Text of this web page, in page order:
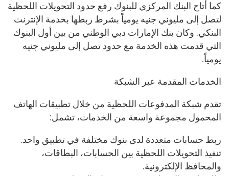
كما أتاح البنك المركزي للبنوك رفع حدود التحويلات اللحظية
لتصل إلى مليوني جنيه يومياً بشرط ربطها بخدمة الإنترنت
البنكي. وكان بنك الإمارات دبي الوطني من بين أول البنوك
التي قدمت هذه الخدمة مع حدود تصل إلى مليوني جنيه
يومياً.
الخدمات المقدمة عبر الشبكة
تقدم شبكة المدفوعات اللحظية من خلال تطبيقات الهاتف
المحمول مجموعة واسعة من الخدمات، تشمل:
ربط حسابات متعددة لدى بنوك مختلفة في تطبيق واحد.
تنفيذ التحويلات اللحظية بين الحسابات، البطاقات،
والمحافظ الإلكترونية.